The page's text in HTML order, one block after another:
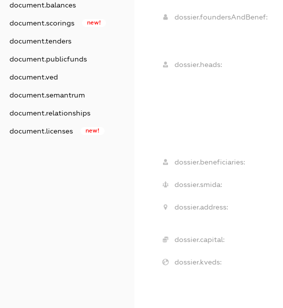
document.balances
document.scorings new!
document.tenders
document.publicfunds
document.ved
document.semantrum
document.relationships
document.licenses new!
dossier.foundersAndBenef:
dossier.heads:
dossier.beneficiaries:
dossier.smida:
dossier.address:
dossier.capital:
dossier.kveds: